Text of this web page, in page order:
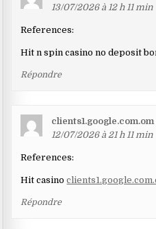
13/07/2026 à 12 h 11 min
References:
Hit n spin casino no deposit
Répondre
clients1.google.com.om
12/07/2026 à 21 h 11 min
References:
Hit casino
Répondre